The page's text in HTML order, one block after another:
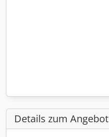
Details zum Angebot